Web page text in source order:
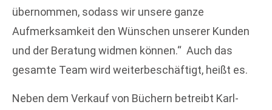
übernommen, sodass wir unsere ganze
Aufmerksamkeit den Wünschen unserer Kunden
und der Beratung widmen können.“ Auch das
gesamte Team wird weiterbeschäftigt, heißt es.
Neben dem Verkauf von Büchern betreibt Karl-